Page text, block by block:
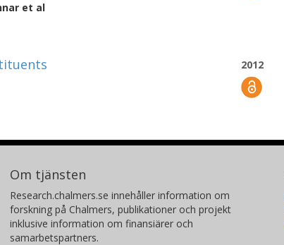
et al
2012
Om tjänsten
Research.chalmers.se innehåller information om
forskning på Chalmers, publikationer och projekt
inklusive information om finansiärer och
samarbetspartners.